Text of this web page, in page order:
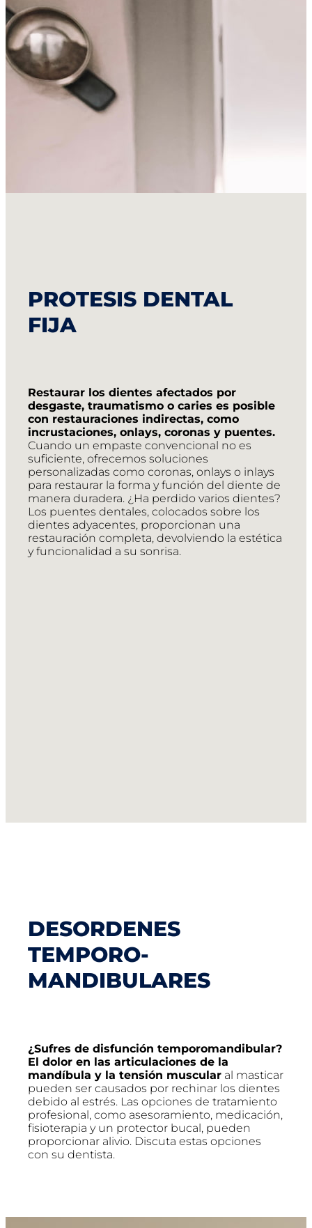
PROTESIS DENTAL
FIJA
Restaurar los dientes afectados por
desgaste, traumatismo o caries es posible
con restauraciones indirectas, como
incrustaciones, onlays, coronas y puentes.
Cuando un empaste convencional no es
suficiente, ofrecemos soluciones
personalizadas como coronas, onlays o inlays
para restaurar la forma y función del diente de
manera duradera. ¿Ha perdido varios dientes?
Los puentes dentales, colocados sobre los
dientes adyacentes, proporcionan una
restauración completa, devolviendo la estética
y funcionalidad a su sonrisa.
DESORDENES
TEMPORO-
MANDIBULARES
¿Sufres de disfunción temporomandibular?
El dolor en las articulaciones de la
mandíbula y la tensión muscular al masticar
pueden ser causados ​​por rechinar los dientes
debido al estrés. Las opciones de tratamiento
profesional, como asesoramiento, medicación,
fisioterapia y un protector bucal, pueden
proporcionar alivio. Discuta estas opciones
con su dentista.